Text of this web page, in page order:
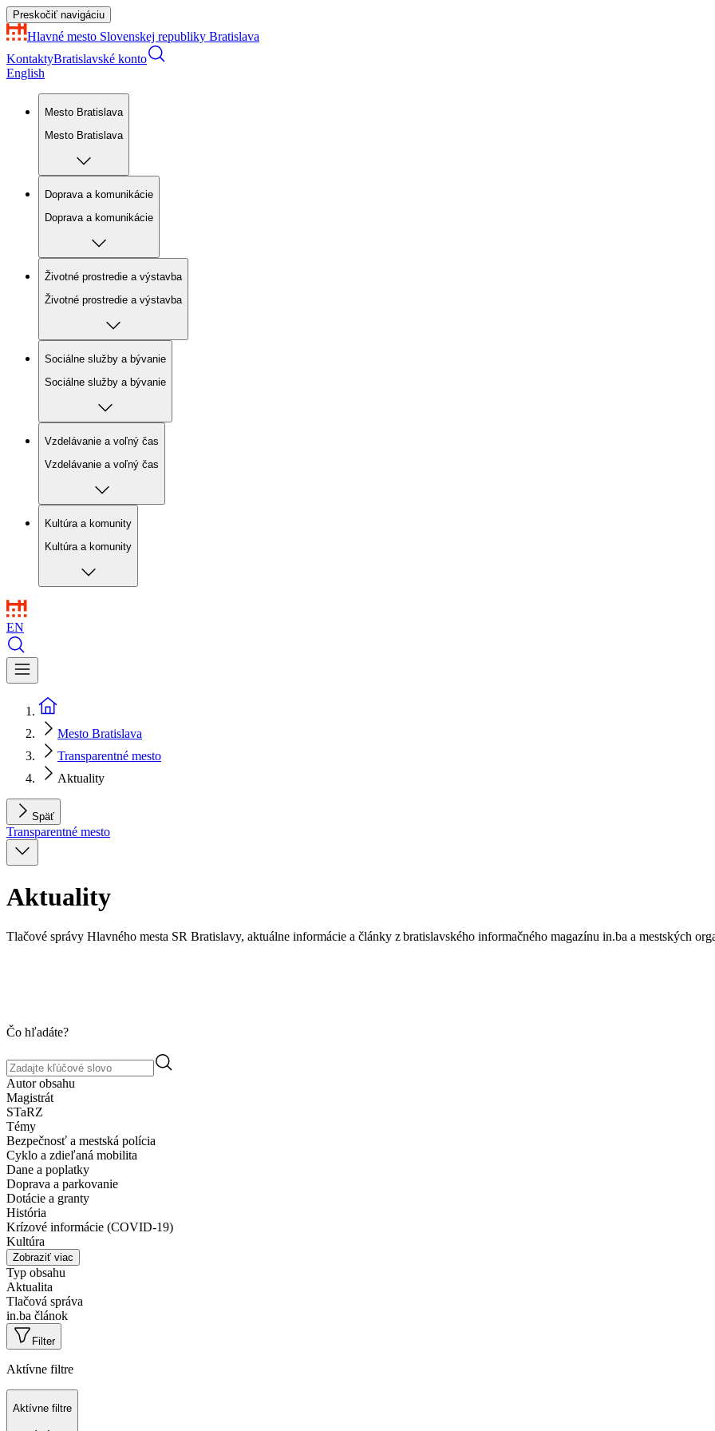
Preskočiť navigáciu
Hlavné mesto Slovenskej republiky Bratislava
KontaktyBratislavské konto
English
Mesto Bratislava
Mesto Bratislava
Doprava a komunikácie
Doprava a komunikácie
Životné prostredie a výstavba
Životné prostredie a výstavba
Sociálne služby a bývanie
Sociálne služby a bývanie
Vzdelávanie a voľný čas
Vzdelávanie a voľný čas
Kultúra a komunity
Kultúra a komunity
EN
Mesto Bratislava
Transparentné mesto
Aktuality
Späť
Transparentné mesto
Aktuality
Tlačové správy Hlavného mesta SR Bratislavy, aktuálne informácie a články z bratislavského informačného magazínu in.ba a mestských
Čo hľadáte?
Autor obsahu
Magistrát
STaRZ
Témy
Bezpečnosť a mestská polícia
Cyklo a zdieľaná mobilita
Dane a poplatky
Doprava a parkovanie
Dotácie a granty
História
Krízové informácie (COVID-19)
Kultúra
Zobraziť viac
Typ obsahu
Aktualita
Tlačová správa
in.ba článok
Filter
Aktívne filtre
Aktívne filtre